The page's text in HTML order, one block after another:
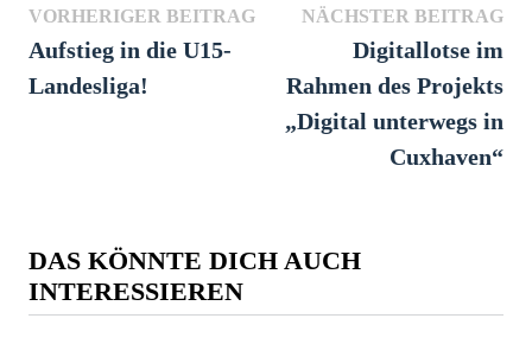
Beitragsnavigation
VORHERIGER BEITRAGVorheriger
Aufstieg in die U15-
Landesliga!
NÄCHSTER BEITRAG
Digitallotse im
Rahmen des Projekts
„Digital unterwegs in
Cuxhaven“
DAS KÖNNTE DICH AUCH
INTERESSIEREN